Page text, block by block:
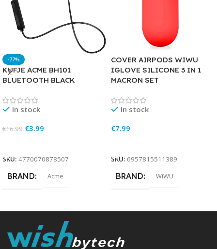
-77%
KUFJE ACME BH101
BLUETOOTH BLACK
In stock
€16.99 €3.99
SKU: 4770070878507
BRAND Acme
COVER AIRPODS WIWU
IGLOVE SILICONE 3 IN 1
MACRON SET
In stock
€7.99
SKU: 6957815511389
BRAND WiWU